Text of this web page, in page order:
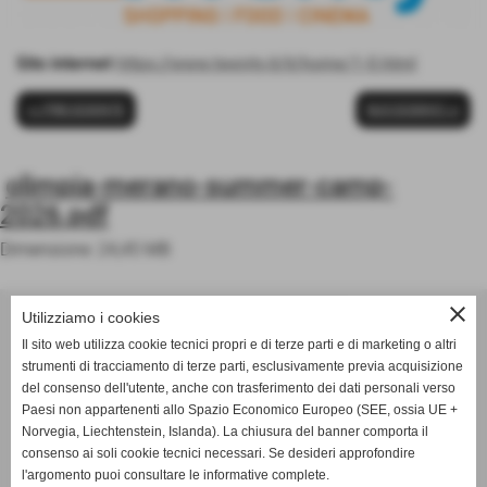
Sito internet https://www.twenty.it/it/home/1-0.html
olimpia-merano-summer-camp-
2026.pdf
Dimensione: 24,45 MB
ASD OLIMPIA MERANO
Via Postgranz, 1- Merano (BZ)
Tel. +39 3802691640
info@asdolimpiamerano.it
Privacy Policy-Cookie Policy
close
Utilizziamo i cookies
Il sito web utilizza cookie tecnici propri e di terze parti e di marketing o altri
strumenti di tracciamento di terze parti, esclusivamente previa acquisizione
del consenso dell'utente, anche con trasferimento dei dati personali verso
Paesi non appartenenti allo Spazio Economico Europeo (SEE, ossia UE +
Norvegia, Liechtenstein, Islanda). La chiusura del banner comporta il
consenso ai soli cookie tecnici necessari. Se desideri approfondire
l'argomento puoi consultare le informative complete.